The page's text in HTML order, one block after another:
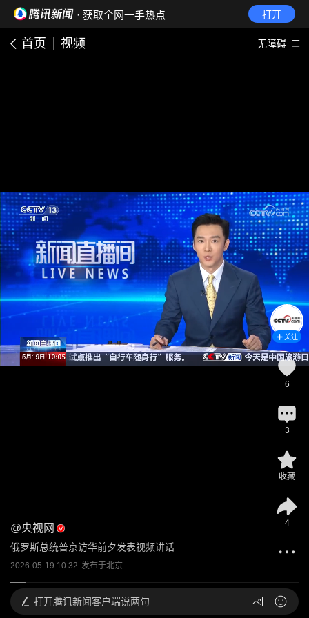
· 获取全网一手热点 打开
首页 视频 无障碍
@央视网
俄罗斯总统普京访华前夕发表视频讲话
2026-05-19 10:32 发布于北京
关注
6
3
收藏
4
打开腾讯新闻客户端说两句